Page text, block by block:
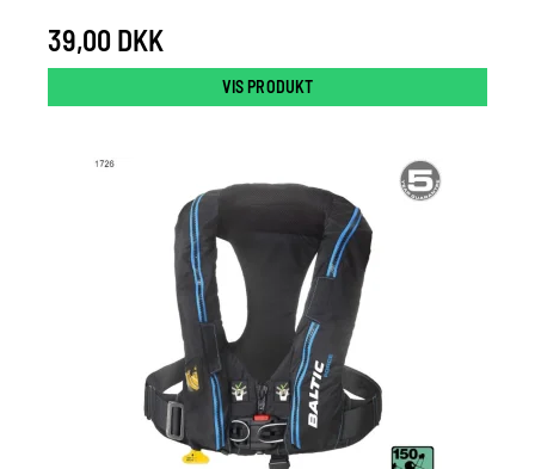
39,00 DKK
VIS PRODUKT